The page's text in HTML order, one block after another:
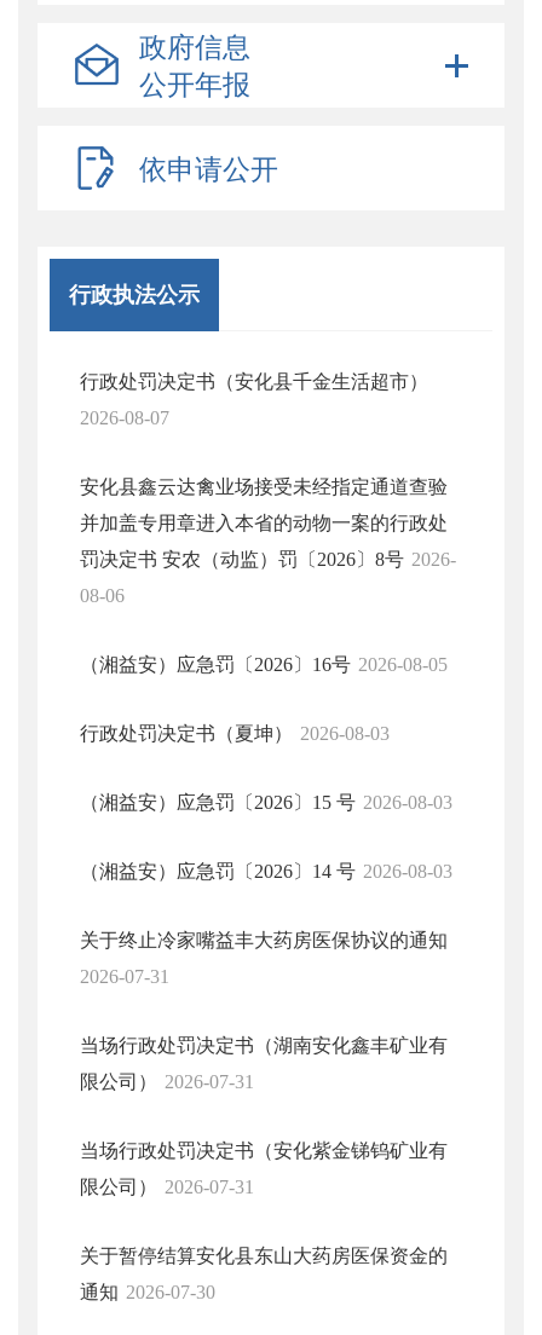
政府信息
公开年报
依申请公开
行政执法公示
行政处罚决定书（安化县千金生活超市）
2026-08-07
安化县鑫云达禽业场接受未经指定通道查验
并加盖专用章进入本省的动物一案的行政处
罚决定书 安农（动监）罚〔2026〕8号 2026-
08-06
（湘益安）应急罚〔2026〕16号 2026-08-05
行政处罚决定书（夏坤） 2026-08-03
（湘益安）应急罚〔2026〕15 号 2026-08-03
（湘益安）应急罚〔2026〕14 号 2026-08-03
关于终止冷家嘴益丰大药房医保协议的通知
2026-07-31
当场行政处罚决定书（湖南安化鑫丰矿业有
限公司）
2026-07-31
当场行政处罚决定书（安化紫金锑钨矿业有
限公司）
2026-07-31
关于暂停结算安化县东山大药房医保资金的
通知 2026-07-30